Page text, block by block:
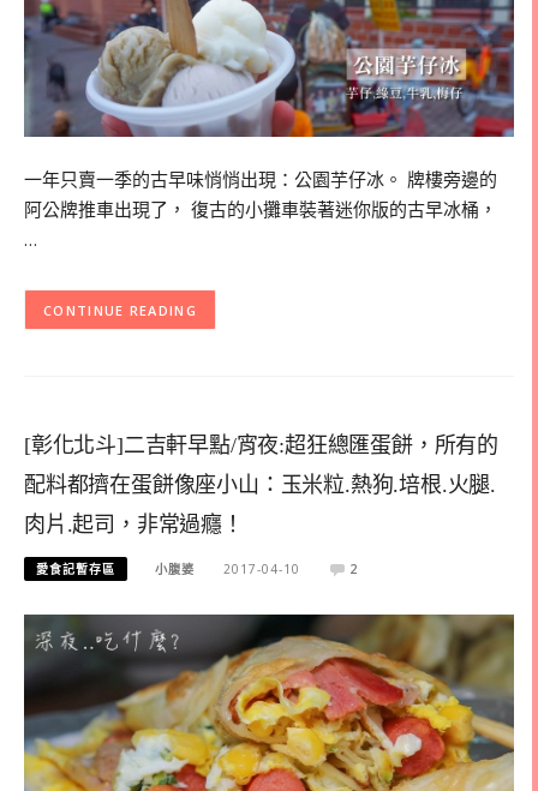
一年只賣一季的古早味悄悄出現：公園芋仔冰。 牌樓旁邊的
阿公牌推車出現了， 復古的小攤車裝著迷你版的古早冰桶，
…
CONTINUE READING
[彰化北斗]二吉軒早點/宵夜:超狂總匯蛋餅，所有的
配料都擠在蛋餅像座小山：玉米粒.熱狗.培根.火腿.
肉片.起司，非常過癮！
愛食記暫存區 小腹婆 2017-04-10 2